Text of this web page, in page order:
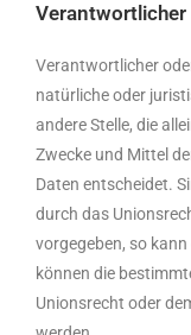
Verantwortlicher
Verantwortlicher
natürliche oder
andere Stelle, die
Zwecke und Mittel
Daten entscheidet.
durch das
vorgegeben, so
können die
Unionsrecht oder